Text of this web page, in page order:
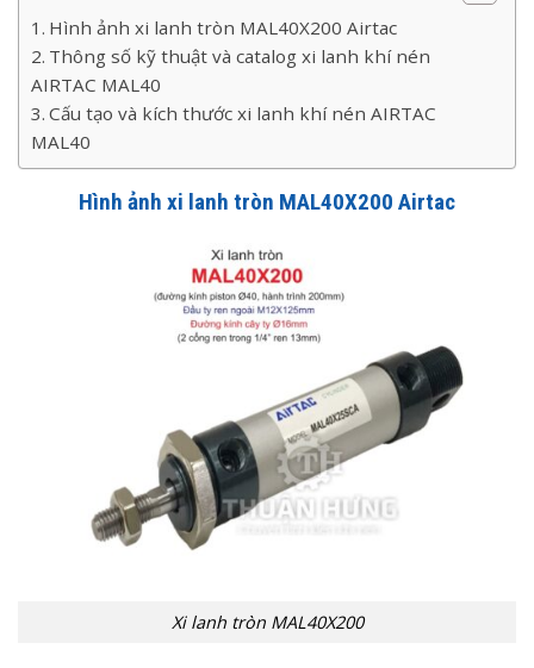
Hình ảnh xi lanh tròn MAL40X200 Airtac
Thông số kỹ thuật và catalog xi lanh khí nén
AIRTAC MAL40
Cấu tạo và kích thước xi lanh khí nén AIRTAC
MAL40
Hình ảnh xi lanh tròn MAL40X200 Airtac
Xi lanh tròn MAL40X200